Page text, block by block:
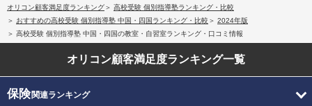
オリコン顧客満足度ランキング
高校受験 個別指導塾ランキング・比較
おすすめの高校受験 個別指導塾 中国・四国ランキング・比較
2024年版
高校受験 個別指導塾 中国・四国の教室・自習室ランキング・口コミ情報
オリコン顧客満足度ランキング一覧
保険関連ランキング